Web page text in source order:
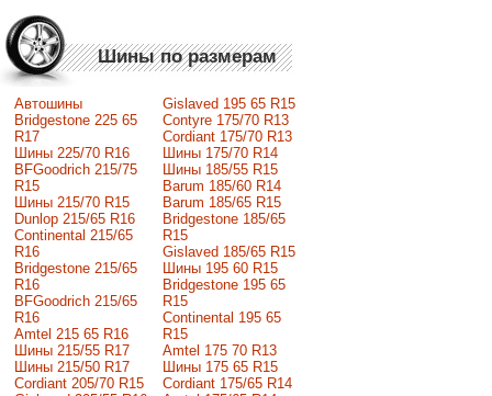
Шины по размерам
Автошины
Bridgestone 225 65
R17
Шины 225/70 R16
BFGoodrich 215/75
R15
Шины 215/70 R15
Dunlop 215/65 R16
Continental 215/65
R16
Bridgestone 215/65
R16
BFGoodrich 215/65
R16
Amtel 215 65 R16
Шины 215/55 R17
Шины 215/50 R17
Сordiant 205/70 R15
Gislaved 195 65 R15
Contyre 175/70 R13
Cordiant 175/70 R13
Шины 175/70 R14
Шины 185/55 R15
Barum 185/60 R14
Barum 185/65 R15
Bridgestone 185/65
R15
Gislaved 185/65 R15
Шины 195 60 R15
Bridgestone 195 65
R15
Continental 195 65
R15
Amtel 175 70 R13
Шины 175 65 R15
Cordiant 175/65 R14